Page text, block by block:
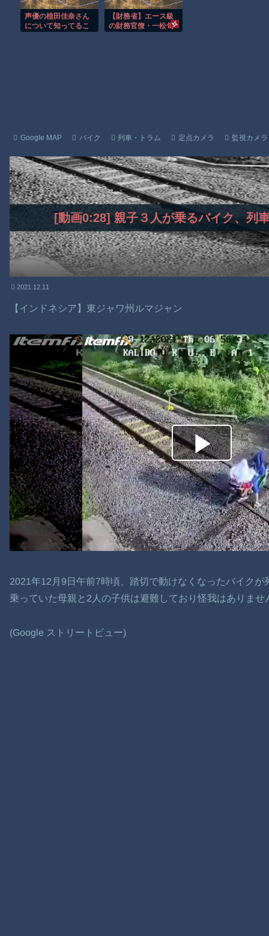
【動画】自動ドアの仕組みを理解した富山のツバメが賢い。
【朗報】Amazon、汗が飛び散る灼熱の「マンガ毎週末セール（
声優の植田佳奈さん
について知ってるこ
【財務省】エース級
の財務官僚・一松旬
Google MAP バイク 列車・トラム 定点カメラ 監視カメラ
[動画0:28] 親子３人が乗るバイク、列
2021.12.11
【インドネシア】東ジャワ州ルマジャン
2021年12月9日午前7時頃、踏切で動けなくなったバイクが
乗っていた母親と2人の子供は避難しており怪我はありま
(Google ストリートビュー)